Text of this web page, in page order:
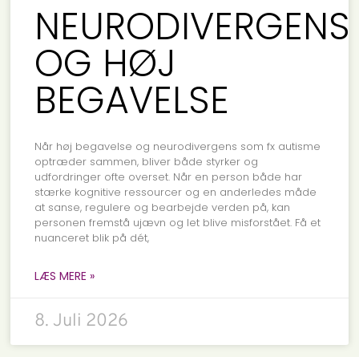
NEURODIVERGENS
OG HØJ
BEGAVELSE
Når høj begavelse og neurodivergens som fx autisme
optræder sammen, bliver både styrker og
udfordringer ofte overset. Når en person både har
stærke kognitive ressourcer og en anderledes måde
at sanse, regulere og bearbejde verden på, kan
personen fremstå ujævn og let blive misforstået. Få et
nuanceret blik på dét,
LÆS MERE »
8. Juli 2026